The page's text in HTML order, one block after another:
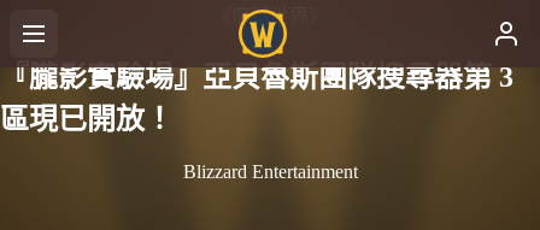
《魔獸世界》
『朧影實驗場』亞貝魯斯團隊搜尋器第 3
區現已開放！
Blizzard Entertainment